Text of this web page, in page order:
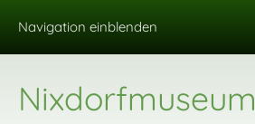
Navigation einblenden
Nixdorfmuseum